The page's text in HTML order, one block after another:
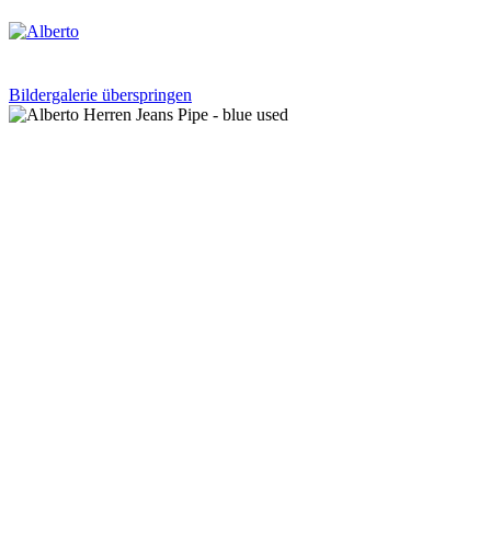
Bildergalerie überspringen